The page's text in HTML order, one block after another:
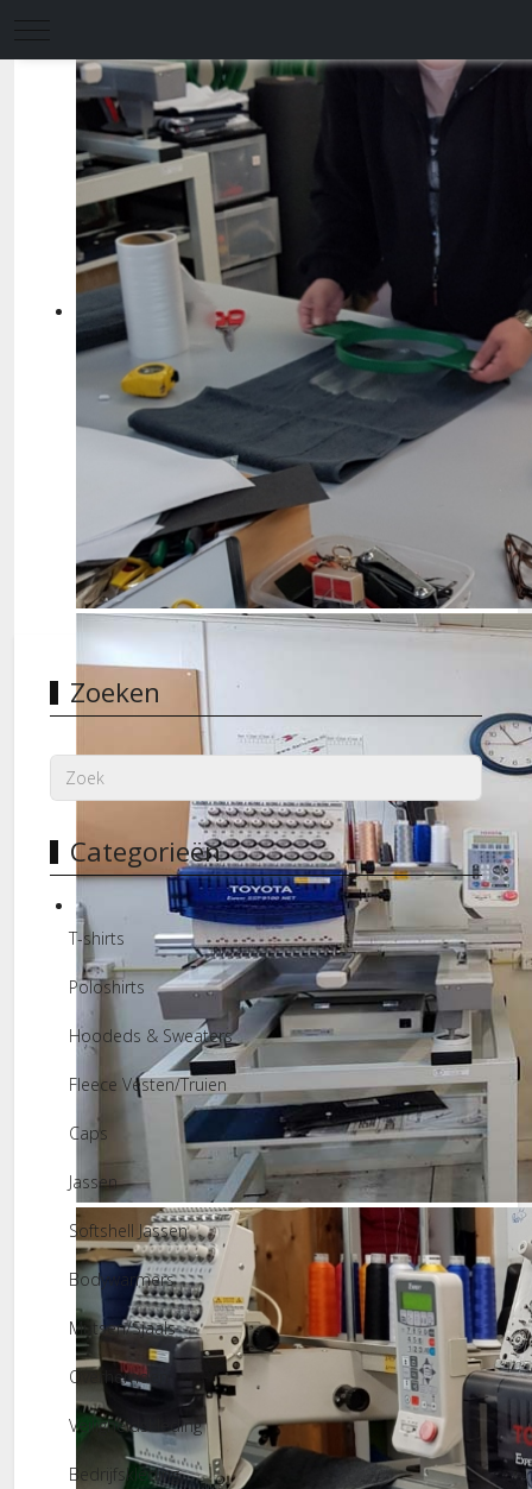
Mobile Menu Toggle
Borduurstudio
Borduurmachines
Zoeken
Categorieën
T-shirts
Poloshirts
Hoodeds & Sweaters
Fleece Vesten/Truien
Caps
Jassen
Softshell Jassen
Bodywarmers
Mutsen/Sjaals
Overhemden
Veiligheidskleding
Bedrijfskleding